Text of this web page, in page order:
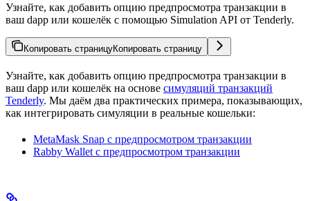
Узнайте, как добавить опцию предпросмотра транзакции в
ваш dapp или кошелёк с помощью Simulation API от Tenderly.
Копировать страницуКопировать страницу
Узнайте, как добавить опцию предпросмотра транзакции в
ваш dapp или кошелёк на основе симуляций транзакций
Tenderly. Мы даём два практических примера, показывающих,
как интегрировать симуляции в реальные кошельки:
MetaMask Snap с предпросмотром транзакции
Rabby Wallet с предпросмотром транзакции